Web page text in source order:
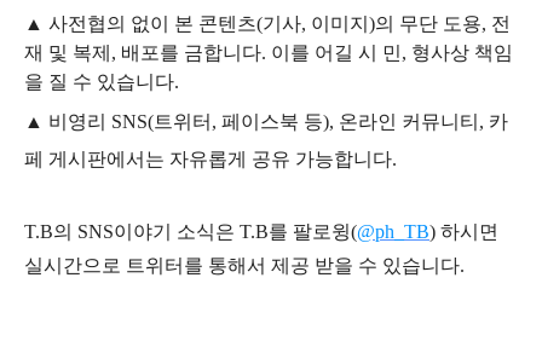
▲ 사전협의 없이 본 콘텐츠(기사, 이미지)의 무단 도용, 전
재 및 복제, 배포를 금합니다. 이를 어길 시 민, 형사상 책임
을 질 수 있습니다.
▲ 비영리 SNS(트위터, 페이스북 등), 온라인 커뮤니티, 카
페 게시판에서는 자유롭게 공유 가능합니다.
T.B의 SNS이야기 소식은 T.B를 팔로윙(@ph_TB) 하시면
실시간으로 트위터를 통해서 제공 받을 수 있습니다.